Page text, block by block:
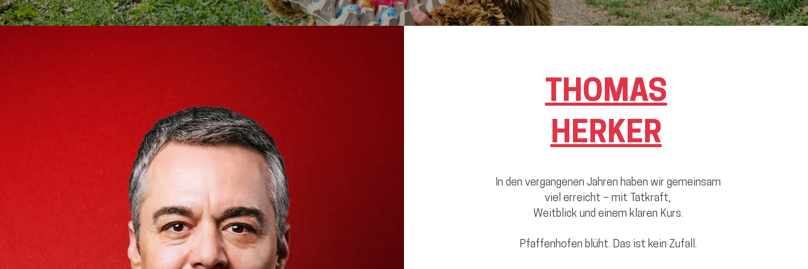
THOMAS
HERKER
In den vergangenen Jahren haben wir gemeinsam
viel erreicht – mit Tatkraft,
Weitblick und einem klaren Kurs.
Pfaffenhofen blüht. Das ist kein Zufall.